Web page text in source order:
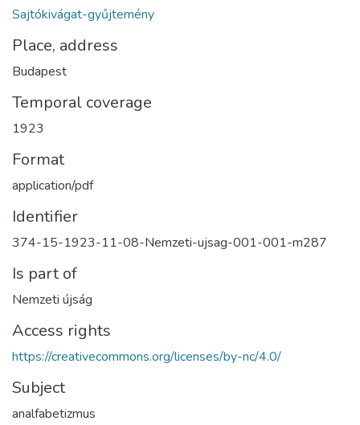
Sajtókivágat-gyűjtemény
Place, address
Budapest
Temporal coverage
1923
Format
application/pdf
Identifier
374-15-1923-11-08-Nemzeti-ujsag-001-001-m287
Is part of
Nemzeti újság
Access rights
https://creativecommons.org/licenses/by-nc/4.0/
Subject
analfabetizmus